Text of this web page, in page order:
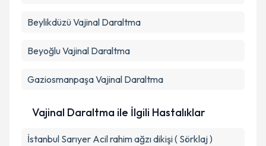
BeylikdüzüVajinal Daraltma
BeyoğluVajinal Daraltma
GaziosmanpaşaVajinal Daraltma
Vajinal Daraltma ile İlgili Hastalıklar
İstanbul Sarıyer Acil rahim ağzı dikişi ( Sörklaj )